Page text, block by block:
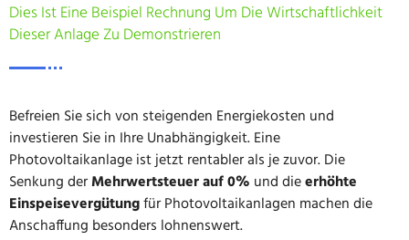
Dies Ist Eine Beispiel Rechnung Um Die Wirtschaftlichkeit
Dieser Anlage Zu Demonstrieren
Befreien Sie sich von steigenden Energiekosten und
investieren Sie in Ihre Unabhängigkeit. Eine
Photovoltaikanlage ist jetzt rentabler als je zuvor. Die
Senkung derMehrwertsteuer auf 0% und dieerhöhte
Einspeisevergütungfür Photovoltaikanlagen machen die
Anschaffung besonders lohnenswert.